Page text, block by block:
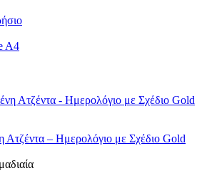
A4
– Ημερολόγιο με Σχέδιο Gold